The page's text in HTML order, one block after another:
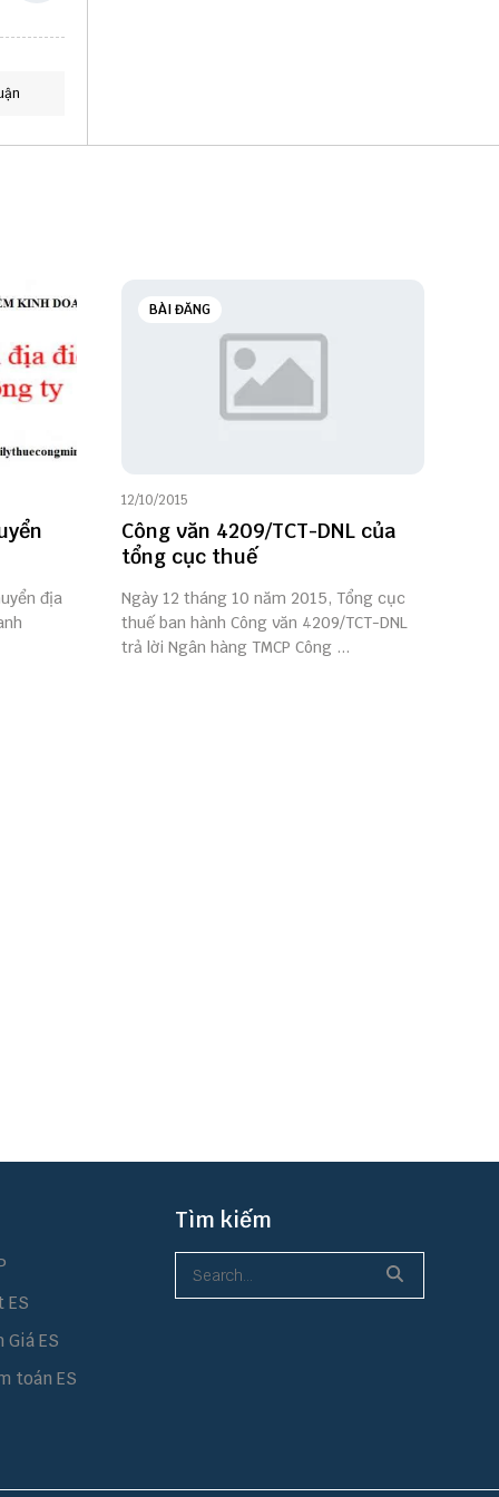
địa
BÀI ĐĂNG
12/10/2015
Công văn 4209/TCT-DNL của
tổng cục thuế
Ngày 12 tháng 10 năm 2015, Tổng cục
thuế ban hành Công văn 4209/TCT-DNL
trả lời Ngân hàng TMCP Công ...
ES
Giá ES
toán ES
Tìm kiếm